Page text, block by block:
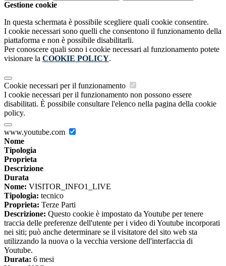
Gestione cookie
In questa schermata è possibile scegliere quali cookie consentire.
I cookie necessari sono quelli che consentono il funzionamento della
piattaforma e non è possibile disabilitarli.
Per conoscere quali sono i cookie necessari al funzionamento potete
visionare la COOKIE POLICY.
Cookie necessari per il funzionamento
I cookie necessari per il funzionamento non possono essere
disabilitati. È possibile consultare l'elenco nella pagina della cookie
policy.
www.youtube.com
Nome
Tipologia
Proprieta
Descrizione
Durata
Nome: VISITOR_INFO1_LIVE
Tipologia: tecnico
Proprieta: Terze Parti
Descrizione: Questo cookie è impostato da Youtube per tenere
traccia delle preferenze dell'utente per i video di Youtube incorporati
nei siti; può anche determinare se il visitatore del sito web sta
utilizzando la nuova o la vecchia versione dell'interfaccia di
Youtube.
Durata: 6 mesi